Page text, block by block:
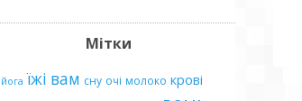
Мітки
йога їжі вам сну очі молоко крові